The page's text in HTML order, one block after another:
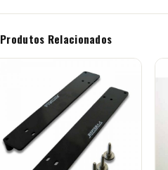
Produtos Relacionados